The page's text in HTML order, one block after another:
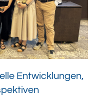
Entwicklungen,